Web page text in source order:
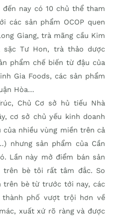
nay có 10 chủ thể tham
các sản phẩm OCOP quen
Giang, trà mãng cầu Kim
sặc Tư Hon, trà thảo dược
phẩm chế biến từ đậu của
Gia Foods, các sản phẩm
Hòa…
Chủ Cơ sở hủ tiếu Nhà
cơ sở chủ yếu kinh doanh
của nhiều vùng miền trên cả
nhưng sản phẩm của Cần
Lần này mở điểm bán sản
trên bè tôi rất tâm đắc. So
trên bè từ trước tới nay, các
thành phố vượt trội hơn về
xuất xứ rõ ràng và được